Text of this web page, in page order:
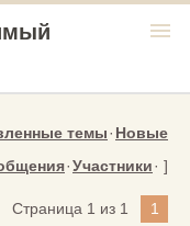
menu
темы·Новые
·Участники· ]
Страница 1 из 1 1